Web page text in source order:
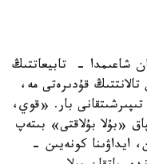
شاعىمدا - تابيعاتتىڭ
تالانتتىڭ قۇدىرەتى مە،
بار. «قوي،
«بۇلا بۇلاقتى» بىتەپ
ايداۋىنا كونەيىن -